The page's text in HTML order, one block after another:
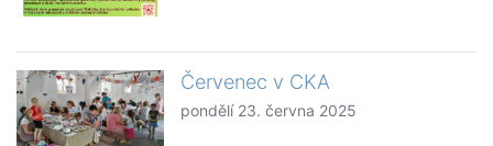
Červenec v CKA
pondělí 23. června 2025